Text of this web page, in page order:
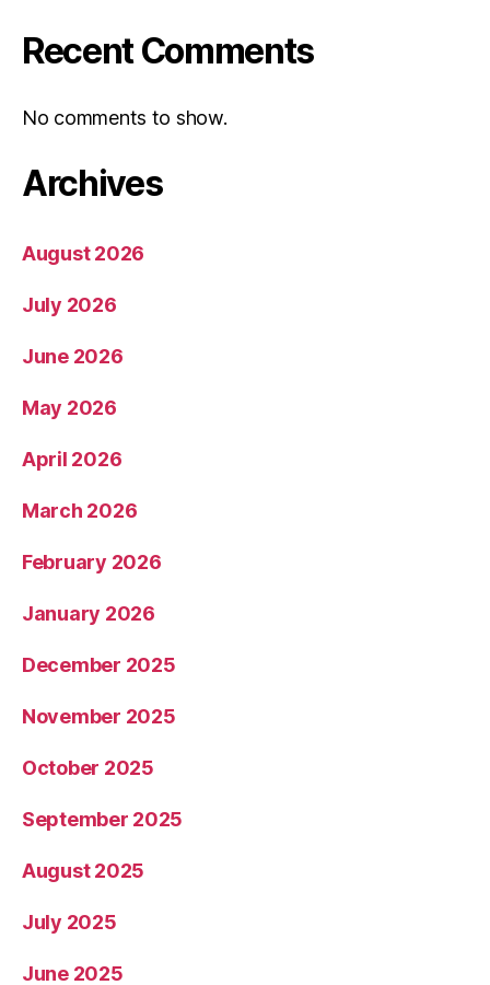
Recent Comments
No comments to show.
Archives
August 2026
July 2026
June 2026
May 2026
April 2026
March 2026
February 2026
January 2026
December 2025
November 2025
October 2025
September 2025
August 2025
July 2025
June 2025